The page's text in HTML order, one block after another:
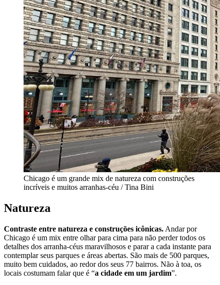
Chicago é um grande mix de natureza com construções
incríveis e muitos arranhas-céu / Tina Bini
Natureza
Contraste entre natureza e construções icônicas. Andar por
Chicago é um mix entre olhar para cima para não perder todos os
detalhes dos arranha-céus maravilhosos e parar a cada instante para
contemplar seus parques e áreas abertas. São mais de 500 parques,
muito bem cuidados, ao redor dos seus 77 bairros. Não à toa, os
locais costumam falar que é “a cidade em um jardim”.